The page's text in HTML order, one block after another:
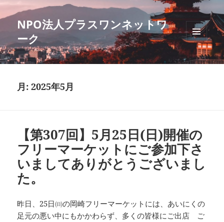
NPO法人プラスワンネットワ
ーク
メニュ
ーとウ
ィジェ
月:2025年5月
【第307回】5月25日(日)開催の
フリーマーケットにご参加下さ
いましてありがとうございまし
た。
昨日、25日㈰の岡崎フリーマーケットには、あいにくの
足元の悪い中にもかかわらず、多くの皆様にご出店 ご